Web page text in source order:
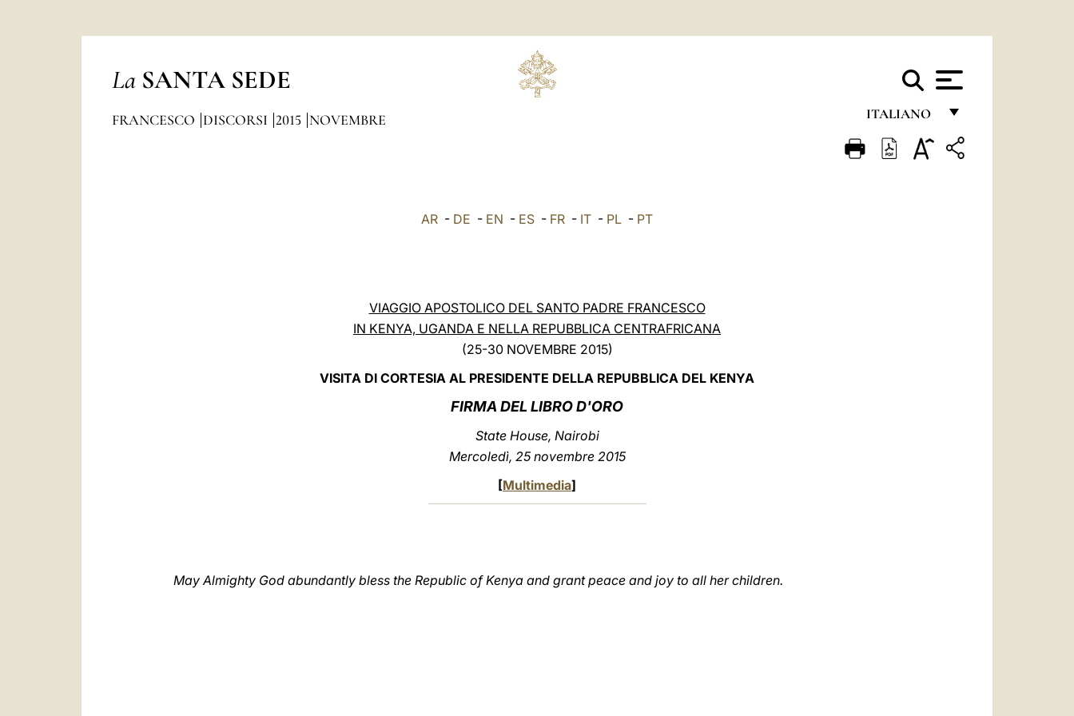
La SANTA SEDE
ITALIANO
FRANÇAIS
FRANCESCO DISCORSI 2015 NOVEMBRE
AR - DE - EN - ES - FR - IT - PL - PT
VIAGGIO APOSTOLICO DEL SANTO PADRE FRANCESCO
IN KENYA, UGANDA E NELLA REPUBBLICA CENTRAFRICANA
(25-30 NOVEMBRE 2015)
VISITA DI CORTESIA AL PRESIDENTE DELLA REPUBBLICA DEL KENYA
FIRMA DEL LIBRO D'ORO
State House, Nairobi
Mercoledì, 25 novembre 2015
[Multimedia]
May Almighty God abundantly bless the Republic of Kenya and grant peace and joy to all her children.